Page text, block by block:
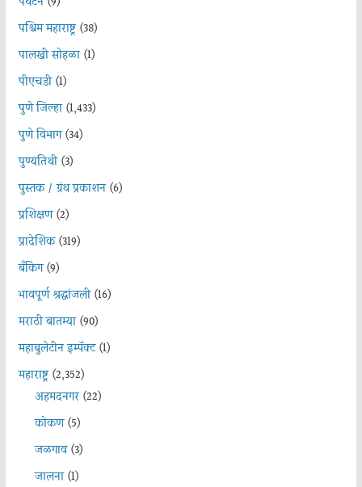
पश्चिम महाराष्ट्र(38)
पालखी सोहळा(1)
पीएचडी(1)
पुणे जिल्हा(1,433)
पुणे विभाग(34)
पुण्यतिथी(3)
पुस्तक / ग्रंथ प्रकाशन(6)
प्रशिक्षण(2)
प्रादेशिक(319)
बँकिंग(9)
भावपूर्ण श्रद्धांजली(16)
मराठी बातम्या(90)
महाबुलेटीन इम्पॅक्ट(1)
महाराष्ट्र(2,352)
अहमदनगर(22)
कोकण(5)
जळगाव(3)
जालना(1)